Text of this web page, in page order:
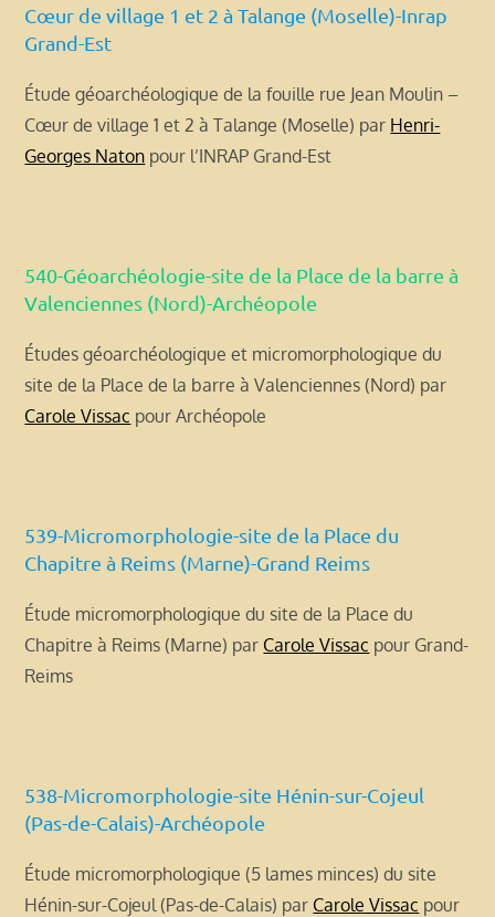
Cœur de village 1 et 2 à Talange (Moselle)-Inrap
Grand-Est
Étude géoarchéologique de la fouille rue Jean Moulin –
Cœur de village 1 et 2 à Talange (Moselle) par Henri-
Georges Naton pour l’INRAP Grand-Est
540-Géoarchéologie-site de la Place de la barre à
Valenciennes (Nord)-Archéopole
Études géoarchéologique et micromorphologique du
site de la Place de la barre à Valenciennes (Nord) par
Carole Vissac pour Archéopole
539-Micromorphologie-site de la Place du
Chapitre à Reims (Marne)-Grand Reims
Étude micromorphologique du site de la Place du
Chapitre à Reims (Marne) par Carole Vissac pour Grand-
Reims
538-Micromorphologie-site Hénin-sur-Cojeul
(Pas-de-Calais)-Archéopole
Étude micromorphologique (5 lames minces) du site
Hénin-sur-Cojeul (Pas-de-Calais) par Carole Vissac pour